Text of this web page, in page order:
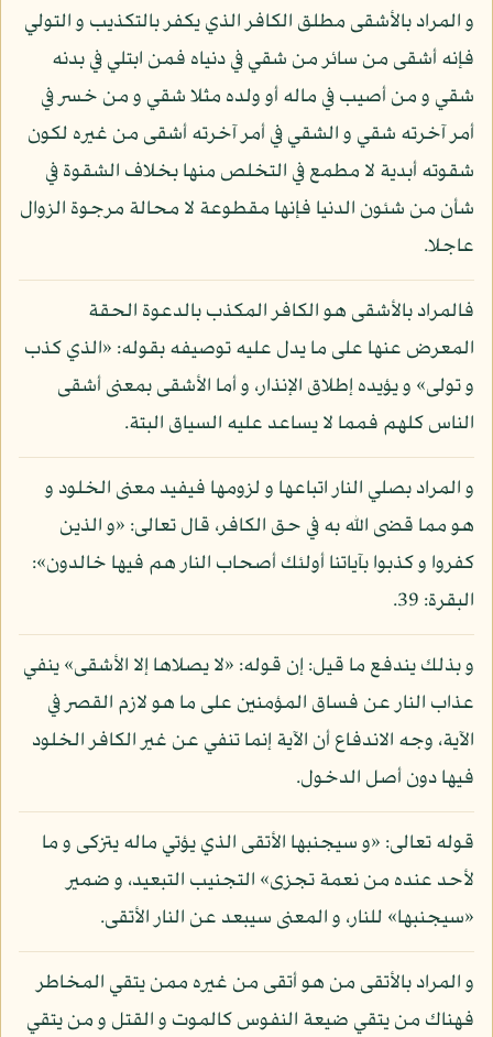
و المراد بالأشقى مطلق الكافر الذي يكفر بالتكذيب و التولي
فإنه أشقى من سائر من شقي في دنياه فمن ابتلي في بدنه
شقي و من أصيب في ماله أو ولده مثلا شقي و من خسر في
أمر آخرته شقي و الشقي في أمر آخرته أشقى من غيره لكون
شقوته أبدية لا مطمع في التخلص منها بخلاف الشقوة في
شأن من شئون الدنيا فإنها مقطوعة لا محالة مرجوة الزوال
عاجلا.
فالمراد بالأشقى هو الكافر المكذب بالدعوة الحقة
المعرض عنها على ما يدل عليه توصيفه بقوله: «الذي كذب
و تولى» و يؤيده إطلاق الإنذار، و أما الأشقى بمعنى أشقى
الناس كلهم فمما لا يساعد عليه السياق البتة.
و المراد بصلي النار اتباعها و لزومها فيفيد معنى الخلود و
هو مما قضى الله به في حق الكافر، قال تعالى: «و الذين
كفروا و كذبوا بآياتنا أولئك أصحاب النار هم فيها خالدون»:
البقرة: 39.
و بذلك يندفع ما قيل: إن قوله: «لا يصلاها إلا الأشقى» ينفي
عذاب النار عن فساق المؤمنين على ما هو لازم القصر في
الآية، وجه الاندفاع أن الآية إنما تنفي عن غير الكافر الخلود
فيها دون أصل الدخول.
قوله تعالى: «و سيجنبها الأتقى الذي يؤتي ماله يتزكى و ما
لأحد عنده من نعمة تجزى» التجنيب التبعيد، و ضمير
«سيجنبها» للنار، و المعنى سيبعد عن النار الأتقى.
و المراد بالأتقى من هو أتقى من غيره ممن يتقي المخاطر
فهناك من يتقي ضيعة النفوس كالموت و القتل و من يتقي